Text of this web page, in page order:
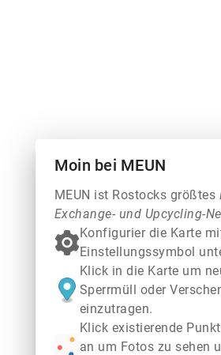
Moin bei MEUN
MEUN ist Rostocks größtes
Exchange- und Upcycling-
Konfigurier die Karte
Einstellungssymbol
Klick in die Karte um
Sperrmüll oder
einzutragen.
Klick existierende
an um Fotos zu sehen